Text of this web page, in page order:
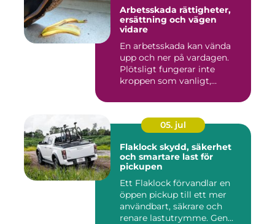
Arbetsskada rättigheter,
ersättning och vägen
vidare
En arbetsskada kan vända
upp och ner på vardagen.
Plötsligt fungerar inte
kroppen som vanligt,
05. jul
Flaklock skydd, säkerhet
och smartare last för
pickupen
Ett Flaklock förvandlar en
öppen pickup till ett mer
användbart, säkrare och
renare lastutrymme. Gen...